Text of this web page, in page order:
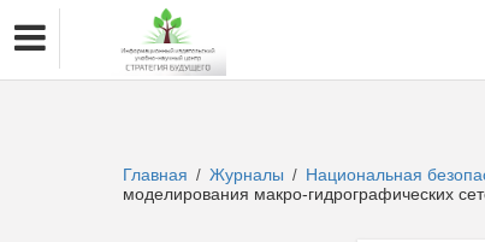
Главная / Журналы / Национальная
моделирования макро-гидрографических